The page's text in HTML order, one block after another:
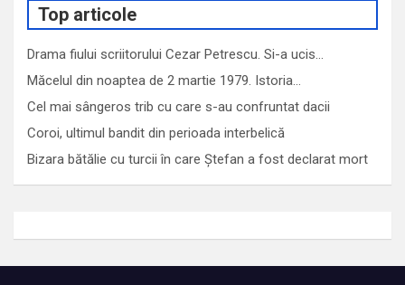
Top articole
Drama fiului scriitorului Cezar Petrescu. Si-a ucis…
Măcelul din noaptea de 2 martie 1979. Istoria…
Cel mai sângeros trib cu care s-au confruntat dacii
Coroi, ultimul bandit din perioada interbelică
Bizara bătălie cu turcii în care Ștefan a fost declarat mort